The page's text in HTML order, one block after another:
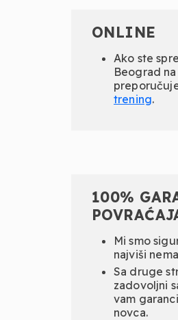
ONLINE
Ako ste
Beograd
trening.
100%
Mi smo
najviši
Sa druge
zadovoljni
vam
novca.